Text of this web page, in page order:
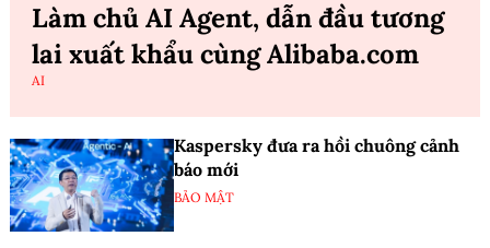
Làm chủ AI Agent, dẫn đầu tương
lai xuất khẩu cùng Alibaba.com
AI
Kaspersky đưa ra hồi chuông cảnh
báo mới
BẢO MẬT